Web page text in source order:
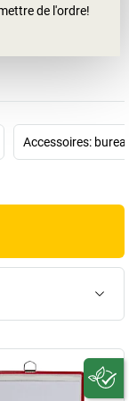
de l'ordre!
à proximité de
aujourd'hui
et exporte
résistantes et
les manuels, les
et de la poussière
au bureau. Par
table tarifold de
tandis
à l'abri dans
ici, dans notre
Accessoires: